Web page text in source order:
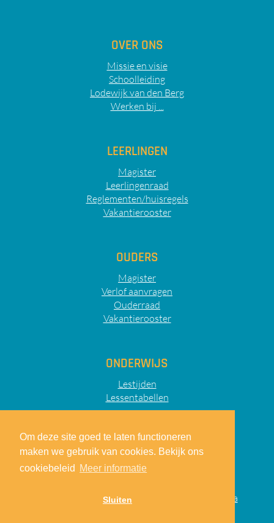
Om deze site goed te laten functioneren
maken we gebruik van cookies. Bekijk ons
cookiebeleid
Meer informatie
Sluiten
OVER ONS
Missie en visie
Schoolleiding
Lodewijk van den Berg
Werken bij ...
LEERLINGEN
Magister
Leerlingenraad
Reglementen/huisregels
Vakantierooster
OUDERS
Magister
Verlof aanvragen
Ouderraad
Vakantierooster
ONDERWIJS
Lestijden
Lessentabellen
Sitemap Privacy
Lodewijk College TiDi Media